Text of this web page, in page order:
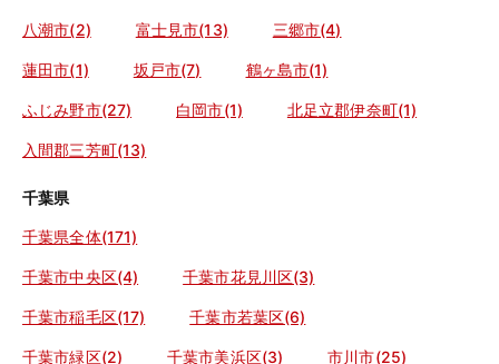
八潮市(2) 富士見市(13) 三郷市(4)
蓮田市(1) 坂戸市(7) 鶴ヶ島市(1)
ふじみ野市(27) 白岡市(1) 北足立郡伊奈町(1)
入間郡三芳町(13)
千葉県
千葉県全体(171)
千葉市中央区(4) 千葉市花見川区(3)
千葉市稲毛区(17) 千葉市若葉区(6)
千葉市緑区(2) 千葉市美浜区(3) 市川市(25)